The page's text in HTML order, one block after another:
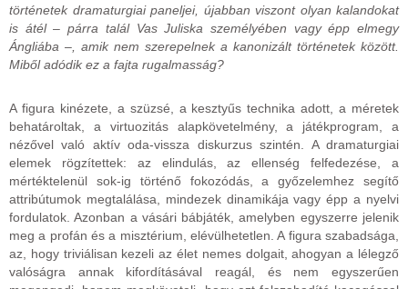
történetek dramaturgiai paneljei, újabban viszont olyan kalandokat
is átél– párra talál Vas Juliska személyében vagy épp elmegy
Ángliába – , amik nem szerepelnek a kanonizált történetek között.
Miből adódik ez a fajta rugalmasság?
A figura kinézete, a szüzsé, a kesztyűs technika adott, a méretek
behatároltak, a virtuozitás alapkövetelmény, a játékprogram, a
nézővel való aktív oda-vissza diskurzus szintén. A dramaturgiai
elemek rögzítettek: az elindulás, az ellenség felfedezése, a
mértéktelenül sok-ig történő fokozódás, a győzelemhez segítő
attribútumok megtalálása, mindezek dinamikája vagy épp a nyelvi
fordulatok. Azonban a vásári bábjáték, amelyben egyszerre jelenik
meg a profán és a misztérium, elévülhetetlen. A figura szabadsága,
az, hogy triviálisan kezeli az élet nemes dolgait, ahogyan a lélegző
valóságra annak kifordításával reagál, és nem egyszerűen